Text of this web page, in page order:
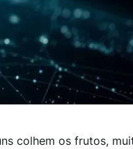
colhem os frutos,